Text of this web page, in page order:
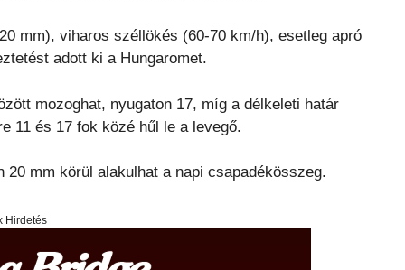
mm), viharos széllökés (60-70 km/h), esetleg apró
adott ki a Hungaromet.
mozoghat, nyugaton 17, míg a délkeleti határ
11 és 17 fok közé hűl le a levegő.
mm körül alakulhat a napi csapadékösszeg.
Hirdetés